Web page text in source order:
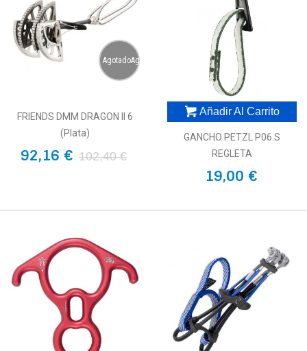
AgotadoAgotado
FRIENDS DMM DRAGON II 6
(plata)
92,16 € 102,40 €
Añadir Al Carrito
GANCHO PETZL P06.S
REGLETA
19,00 €